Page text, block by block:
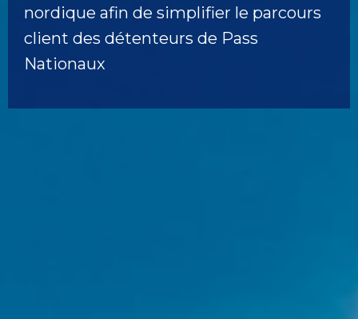
nordique afin de simplifier le parcours
client des détenteurs de Pass
Nationaux